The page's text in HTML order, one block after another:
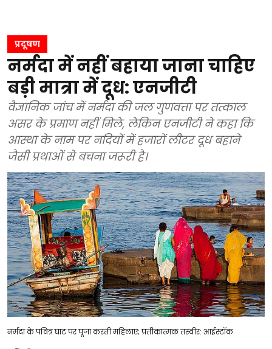
प्रदूषण
नर्मदा में नहीं बहाया जाना चाहिए
बड़ी मात्रा में दूध: एनजीटी
वैज्ञानिक जांच में नर्मदा की जल गुणवत्ता पर तत्काल
असर के प्रमाण नहीं मिले, लेकिन एनजीटी ने कहा कि
आस्था के नाम पर नदियों में हजारों लीटर दूध बहाने
जैसी प्रथाओं से बचना जरूरी है।
नर्मदा के पवित्र घाट पर पूजा करती महिलाएं; प्रतीकात्मक तस्वीर: आईस्टॉक